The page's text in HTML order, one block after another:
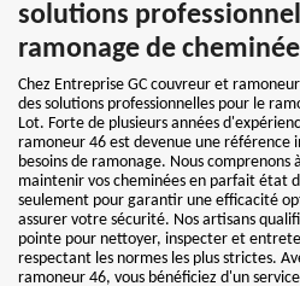
solutions
ramonage de
Chez Entreprise GC couvreur et
des solutions professionnelles pour le
Lot. Forte de plusieurs années
ramoneur 46 est devenue une référence
besoins de ramonage. Nous comprenons
maintenir vos cheminées en parfait état
seulement pour garantir une efficacité
assurer votre sécurité. Nos artisans
pointe pour nettoyer, inspecter et
respectant les normes les plus strictes.
ramoneur 46, vous bénéficiez d'un